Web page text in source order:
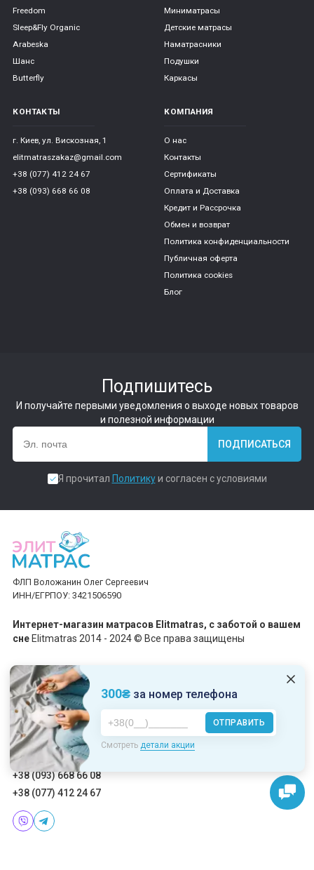
300₴за номер телефона
ОТПРАВИТЬ
Смотреть детали акции
Freedom
Sleep&Fly Organic
Arabeska
Шанс
Butterfly
Миниматрасы
Детские матрасы
Наматрасники
Подушки
Каркасы
КОНТАКТЫ
г. Киев, ул. Вискозная, 1
elitmatraszakaz@gmail.com
+38 (077) 412 24 67
+38 (093) 668 66 08
КОМПАНИЯ
О нас
Контакты
Сертификаты
Оплата и Доставка
Кредит и Рассрочка
Обмен и возврат
Политика конфиденциальности
Публичная оферта
Политика cookies
Блог
Подпишитесь
И получайте первыми уведомления о выходе новых товаров
и полезной информации
ПОДПИСАТЬСЯ
Я прочитал Политикуи согласен с условиями
ФЛП Воложанин Олег Сергеевич
ИНН/ЕГРПОУ: 3421506590
Интернет-магазин матрасов Elitmatras, c заботой о вашем
сне Elitmatras 2014 - 2024 © Все права защищены
Принимаем платежи
Пн-Пт: 10:00 - 19:00
Сб-Вс: 10:00 - 17:00
+38 (093) 668 66 08
+38 (077) 412 24 67